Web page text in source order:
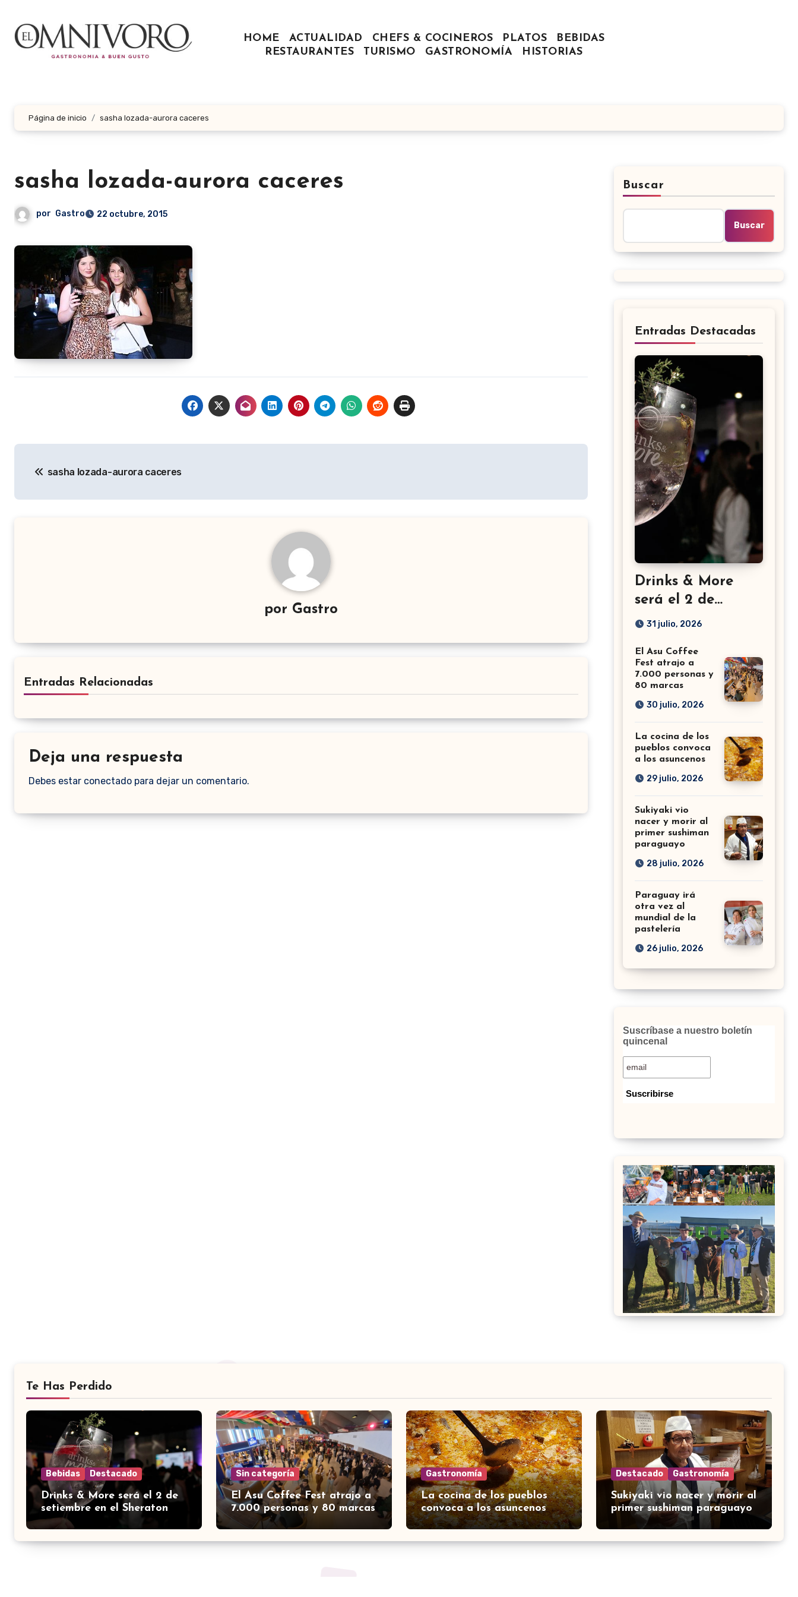
contenido
HOME ACTUALIDAD CHEFS & COCINEROS PLATOS
BEBIDAS
RESTAURANTES
TURISMO GASTRONOMÍA HISTORIAS
Página de inicio sasha lozada-aurora caceres
sasha lozada-aurora caceres
por Gastro 22 octubre, 2015
de
entradas
sasha lozada-aurora caceres
por Gastro
Entradas Relacionadas
Deja una respuesta
Debes estar conectado para dejar un comentario.
Buscar
Buscar
Entradas Destacadas
Drinks & More
será el 2 de
setiembre en el
31 julio, 2026
El Asu Coffee
Fest atrajo a
7.000 personas y
80 marcas
30 julio, 2026
La cocina de los
pueblos convoca
a los asuncenos
29 julio, 2026
Sukiyaki vio
nacer y morir al
primer sushiman
paraguayo
28 julio, 2026
Paraguay irá
otra vez al
mundial de la
pastelería
26 julio, 2026
Suscríbase a nuestro boletín
quincenal
Te Has Perdido
Bebidas Destacado
Drinks & More será el 2 de
setiembre en el Sheraton
Sin categoría
El Asu Coffee Fest atrajo a
7.000 personas y 80 marcas
Gastronomía
La cocina de los pueblos
convoca a los asuncenos
Destacado Gastronomía
Sukiyaki vio nacer y morir al
primer sushiman paraguayo